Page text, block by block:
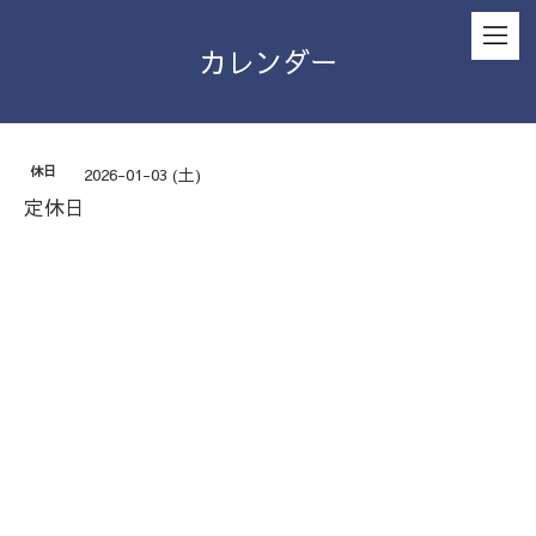
カレンダー
休日 2026-01-03 (土)
定休日